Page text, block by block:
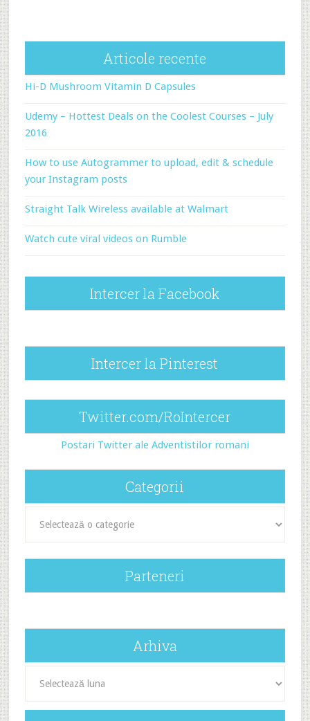
Articole recente
Hi-D Mushroom Vitamin D Capsules
Udemy – Hottest Deals on the Coolest Courses – July
2016
How to use Autogrammer to upload, edit & schedule
your Instagram posts
Straight Talk Wireless available at Walmart
Watch cute viral videos on Rumble
Intercer la Facebook
Intercer la Pinterest
Twitter.com/RoIntercer
Postari Twitter ale Adventistilor romani
Categorii
Parteneri
Arhiva